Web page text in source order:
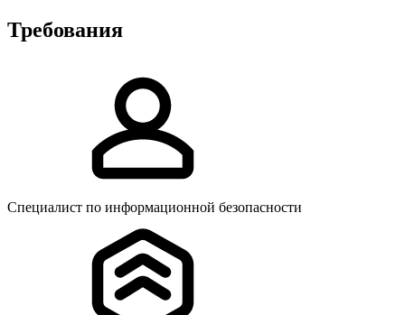
Требования
Специалист по информационной безопасности